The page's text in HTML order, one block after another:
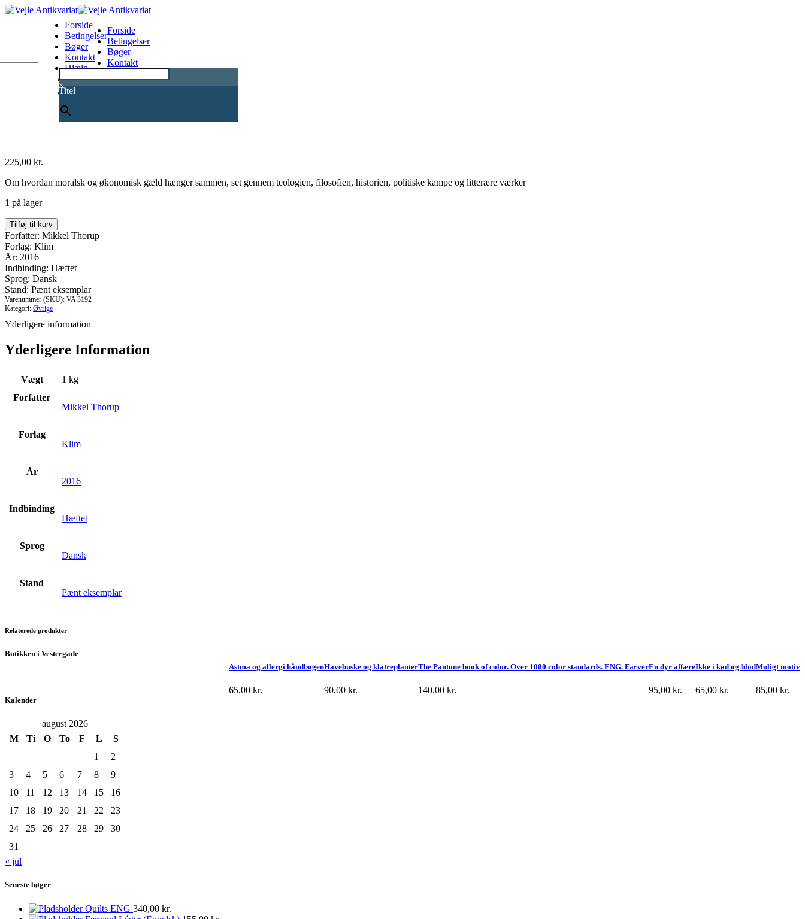
×
Titel
Forside
Betingelser
Bøger
Kontakt
Hjælp
0
Forside
Betingelser
Bøger
Kontakt
225,00 kr.
Om hvordan moralsk og økonomisk gæld hænger sammen, set gennem teologien, filosofien, historien, politiske kampe og litterære værker
1 på lager
Du
skylder!
-
Om
moralsk
&
økonomisk
gæld
antal
Tilføj til kurv
Forfatter: Mikkel Thorup
Forlag: Klim
År: 2016
Indbinding: Hæftet
Sprog: Dansk
Stand: Pænt eksemplar
Varenummer (SKU): VA 3192
Kategori: Øvrige
Yderligere information
Yderligere Information
Vægt
1 kg
Forfatter
Mikkel Thorup
Forlag
Klim
År
2016
Indbinding
Hæftet
Sprog
Dansk
Stand
Pænt eksemplar
Relaterede produkter
Muligt motiv
85,00 kr.
Ikke i kød og blod
65,00 kr.
En dyr affære
95,00 kr.
The Pantone book of color. Over 1000 color standards. ENG. Farver
140,00 kr.
Havebuske og klatreplanter
90,00 kr.
Astma og allergi håndbogen
65,00 kr.
Butikken i Vestergade
Kalender
august 2026
M
Ti O To F L
S
1
2
3
4 5 6 7 8
9
10
11 12 13 14 15
16
17
18 19 20 21 22
23
24
25 26 27 28 29
30
31
« jul
Seneste bøger
Quilts ENG 340,00 kr.